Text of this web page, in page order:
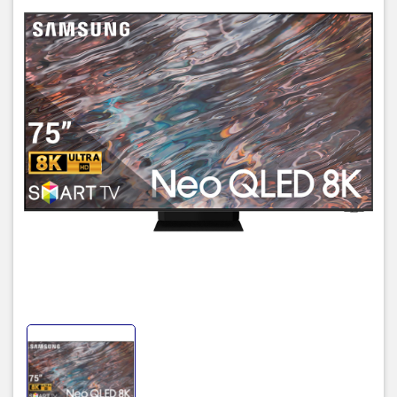
lượng 8K bằng "trí tuệ nhân
tạo'' mới
Bộ xử lý Neo Quantum 8K - Với
16 mạng mô phỏng thần kinh
nhân tạo -
Kiến tạo và Tự Nâng cấp cho bạn trải nghiệm chất lượng hình ảnh
*Trải nghiệm hiển thị có thể khác nhau tùy theo loại nội dung và
định dạng. Tính năng nâng cấp có thể không áp dụng cho kết nối
PC và chế độ Game Mode.